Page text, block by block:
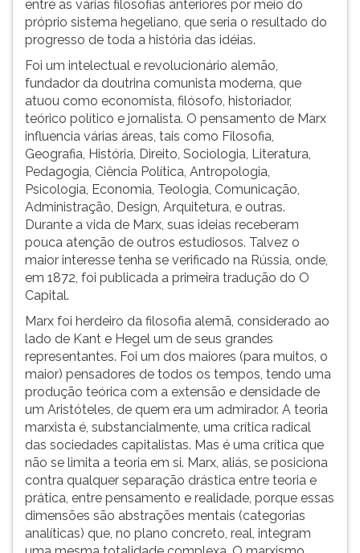
entre as várias filosofias anteriores por meio do
próprio sistema hegeliano, que seria o resultado do
progresso de toda a história das idéias.
Foi um intelectual e revolucionário alemão,
fundador da doutrina comunista moderna, que
atuou como economista, filósofo, historiador,
teórico político e jornalista. O pensamento de Marx
influencia várias áreas, tais como Filosofia,
Geografia, História, Direito, Sociologia, Literatura,
Pedagogia, Ciência Política, Antropologia,
Psicologia, Economia, Teologia, Comunicação,
Administração, Design, Arquitetura, e outras.
Durante a vida de Marx, suas ideias receberam
pouca atenção de outros estudiosos. Talvez o
maior interesse tenha se verificado na Rússia, onde,
em 1872, foi publicada a primeira tradução do O
Capital.
Marx foi herdeiro da filosofia alemã, considerado ao
lado de Kant e Hegel um de seus grandes
representantes. Foi um dos maiores (para muitos, o
maior) pensadores de todos os tempos, tendo uma
produção teórica com a extensão e densidade de
um Aristóteles, de quem era um admirador. A teoria
marxista é, substancialmente, uma crítica radical
das sociedades capitalistas. Mas é uma crítica que
não se limita a teoria em si. Marx, aliás, se posiciona
contra qualquer separação drástica entre teoria e
prática, entre pensamento e realidade, porque essas
dimensões são abstrações mentais (categorias
analíticas) que, no plano concreto, real, integram